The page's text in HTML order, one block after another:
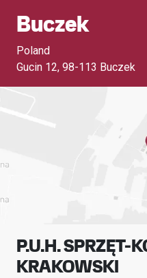
Buczek
Poland
Gucin 12, 98-113 Buczek
P.U.H. SPRZĘT-
KRAKOWSKI